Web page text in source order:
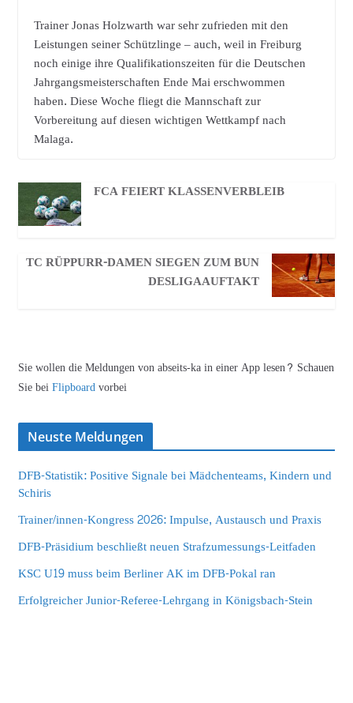
Trainer Jonas Holzwarth war sehr zufrieden mit den
Leistungen seiner Schützlinge – auch, weil in Freiburg
noch einige ihre Qualifikationszeiten für die Deutschen
Jahrgangsmeisterschaften Ende Mai erschwommen
haben. Diese Woche fliegt die Mannschaft zur
Vorbereitung auf diesen wichtigen Wettkampf nach
Malaga.
FCA FEIERT KLASSENVERBLEIB
TC RÜPPURR-DAMEN SIEGEN ZUM BUN
DESLIGAAUFTAKT
Sie wollen die Meldungen von abseits-ka in einer App lesen? Schauen
Sie beiFlipboardvorbei
Neuste Meldungen
DFB-Statistik: Positive Signale bei Mädchenteams, Kindern und
Schiris
Trainer/innen-Kongress 2026: Impulse, Austausch und Praxis
DFB-Präsidium beschließt neuen Strafzumessungs-Leitfaden
KSC U19 muss beim Berliner AK im DFB-Pokal ran
Erfolgreicher Junior-Referee-Lehrgang in Königsbach-Stein